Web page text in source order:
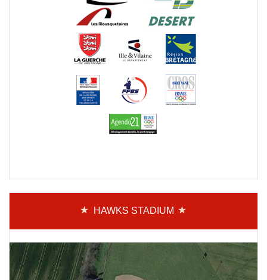
HAWKS STADIUM